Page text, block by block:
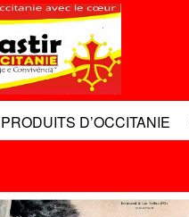
PRODUITS D’OCCITANIE